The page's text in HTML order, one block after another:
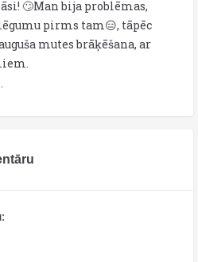
🙄Man bija problēmas,
pirms tam😑, tāpēc
mutes brāķēšana, ar